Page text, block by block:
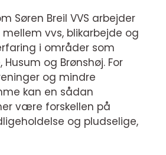
Søren Breil VVS arbejder
vvs, blikarbejde og
i områder som
Husum og Brønshøj. For
og mindre
kan en sådan
være forskellen på
og pludselige,